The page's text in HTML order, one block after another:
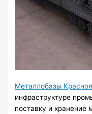
Металлобазы
инфраструктуре
поставку и хранение